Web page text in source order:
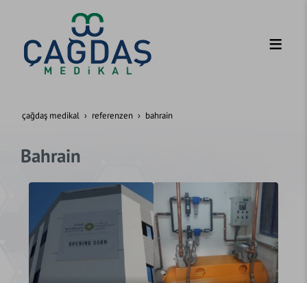
çağdaş medikal referenzen bahrain
Bahrain